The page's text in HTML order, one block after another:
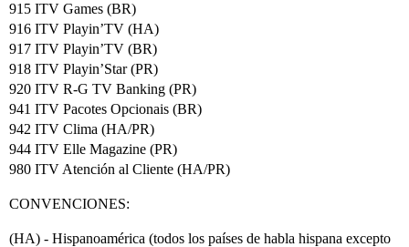
915 ITV Games (BR)
916 ITV Playin’TV (HA)
917 ITV Playin’TV (BR)
918 ITV Playin’Star (PR)
920 ITV R-G TV Banking (PR)
941 ITV Pacotes Opcionais (BR)
942 ITV Clima (HA/PR)
944 ITV Elle Magazine (PR)
980 ITV Atención al Cliente (HA/PR)
CONVENCIONES:
(HA) - Hispanoamérica (todos los países de habla hispana excepto